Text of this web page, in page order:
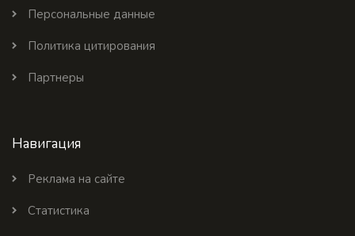
Персональные данные
Политика цитирования
Партнеры
Навигация
Реклама на сайте
Статистика